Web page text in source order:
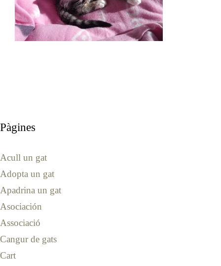
Pàgines
Acull un gat
Adopta un gat
Apadrina un gat
Asociación
Associació
Cangur de gats
Cart